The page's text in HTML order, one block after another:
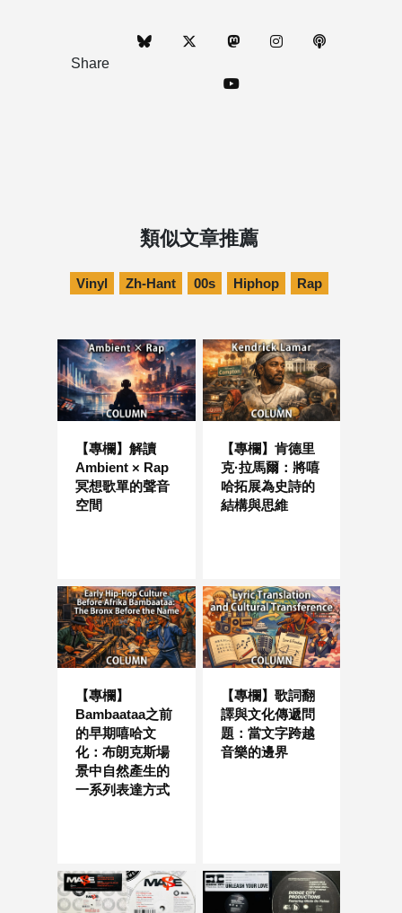
Share
類似文章推薦
Vinyl Zh-Hant 00s Hiphop Rap
【專欄】解讀
Ambient × Rap
冥想歌單的聲音
空間
【專欄】肯德里
克·拉馬爾：將嘻
哈拓展為史詩的
結構與思維
【專欄】
Bambaataa之前
的早期嘻哈文
化：布朗克斯場
景中自然產生的
一系列表達方式
【專欄】歌詞翻
譯與文化傳遞問
題：當文字跨越
音樂的邊界